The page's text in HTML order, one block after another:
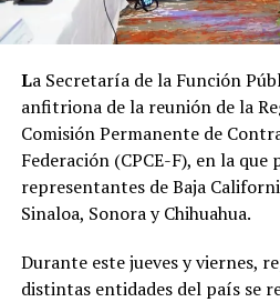
La Secretaría de la Función
anfitriona de la reunión de la
Comisión Permanente de
Federación (CPCE-F), en la
representantes de Baja
Sinaloa, Sonora y Chihuahua.
Durante este jueves y viernes,
distintas entidades del país se